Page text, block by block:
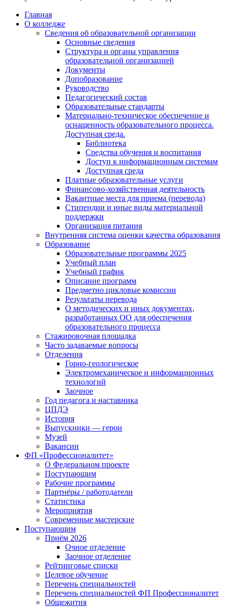
Главная
О колледже
Сведения об образовательной организации
Основные сведения
Структура и органы управления
образовательной организацией
Документы
Допобразование
Руководство
Педагогический состав
Образовательные стандарты
Материально-техническое обеспечение и
оснащенность образовательного процесса.
Доступная среда.
Библиотека
Средства обучения и воспитания
Доступ к информационным системам
Доступная среда
Платные образовательные услуги
Финансово-хозяйственная деятельность
Вакантные места для приема (перевода)
Стипендии и иные виды материальной
поддержки
Организация питания
Внутренняя система оценки качества образования
Образование
Образовательные программы 2025
Учебный план
Учебный график
Описание программ
Предметно цикловые комиссии
Результаты перевода
О методических и иных документах,
разработанных ОО для обеспечения
образовательного процесса
Стажировочная площадка
Часто задаваемые вопросы
Отделения
Горно-геологическое
Электромеханическое и информационных
технологий
Заочное
Год педагога и наставника
ЦПДЭ
История
Выпускники — герои
Музей
Вакансии
ФП «Профессионалитет»
О Федеральном проекте
Поступающим
Рабочие программы
Партнёры / работодатели
Статистика
Мероприятия
Современные мастерские
Поступающим
Приём 2026
Очное отделение
Заочное отделение
Рейтинговые списки
Целевое обучение
Перечень специальностей
Перечень специальностей ФП Профессионалитет
Общежития